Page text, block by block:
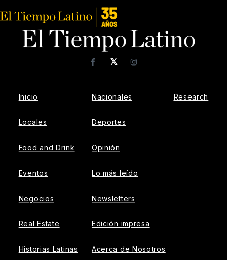
𝕏
FacebookInstagram
Inicio
Locales
Food and Drink
Eventos
Negocios
Real Estate
Historias Latinas
Nacionales
Deportes
Opinión
Lo más leído
Newsletters
Edición impresa
Acerca de Nosotros
Research